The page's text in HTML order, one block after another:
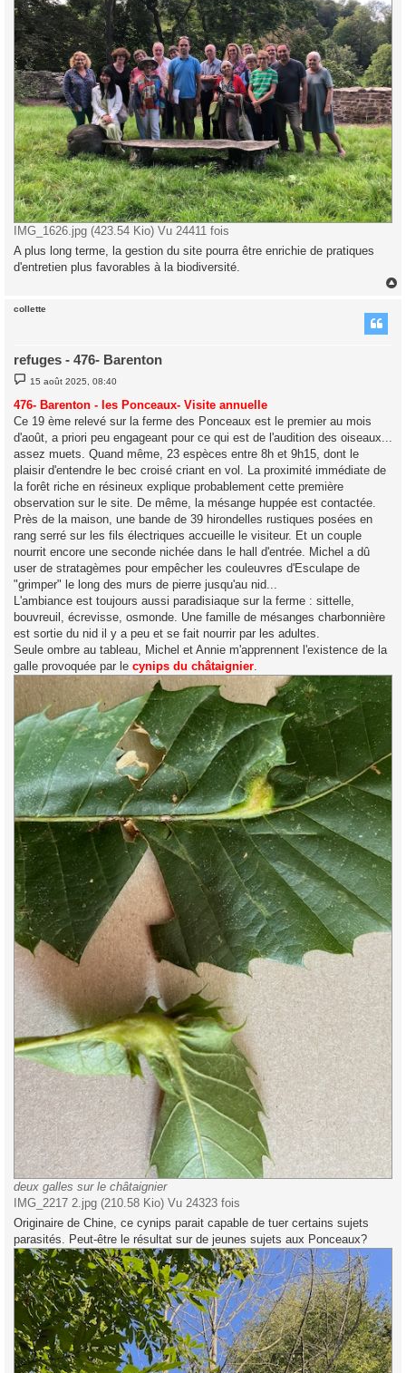
IMG_1626.jpg (423.54 Kio) Vu 24411 fois
A plus long terme, la gestion du site pourra être enrichie de pratiques
d'entretien plus favorables à la biodiversité.
collette
refuges - 476- Barenton
M
e
s
s
a
e
15 août 2025, 08:40
476- Barenton - les Ponceaux- Visite annuelle
Ce 19 ème relevé sur la ferme des Ponceaux est le premier au mois
d'août, a priori peu engageant pour ce qui est de l'audition des oiseaux...
assez muets. Quand même, 23 espèces entre 8h et 9h15, dont le
plaisir d'entendre le bec croisé criant en vol. La proximité immédiate de
la forêt riche en résineux explique probablement cette première
observation sur le site. De même, la mésange huppée est contactée.
Près de la maison, une bande de 39 hirondelles rustiques posées en
rang serré sur les fils électriques accueille le visiteur. Et un couple
nourrit encore une seconde nichée dans le hall d'entrée. Michel a dû
user de stratagèmes pour empêcher les couleuvres d'Esculape de
"grimper" le long des murs de pierre jusqu'au nid...
L'ambiance est toujours aussi paradisiaque sur la ferme : sittelle,
bouvreuil, écrevisse, osmonde. Une famille de mésanges charbonnière
est sortie du nid il y a peu et se fait nourrir par les adultes.
Seule ombre au tableau, Michel et Annie m'apprennent l'existence de la
galle provoquée par le cynips du châtaignier
deux galles sur le châtaignier
IMG_2217 2.jpg (210.58 Kio) Vu 24323 fois
Originaire de Chine, ce cynips parait capable de tuer certains sujets
parasités. Peut-être le résultat sur de jeunes sujets aux Ponceaux?